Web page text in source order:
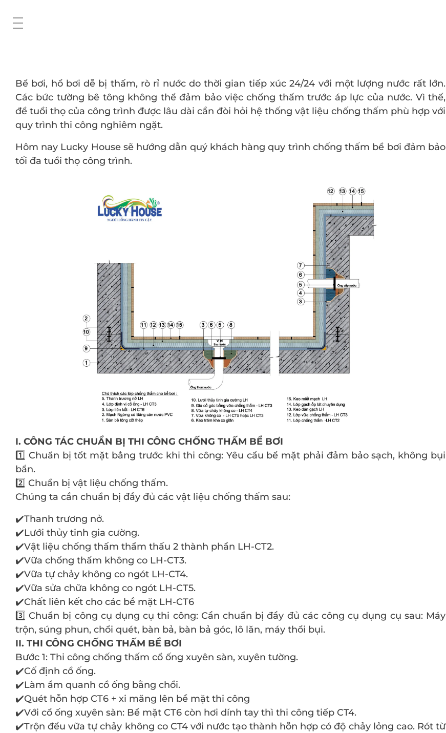
Bể bơi, hồ bơi dễ bị thấm, rò rỉ nước do thời gian tiếp xúc 24/24 với một lượng nước rất lớn.
Các bức tường bê tông không thể đảm bảo việc chống thấm trước áp lực của nước. Vì thế,
để tuổi thọ của công trình được lâu dài cần đòi hỏi hệ thống vật liệu chống thấm phù hợp với
quy trình thi công nghiêm ngặt.
Hôm nay Lucky House sẽ hướng dẫn quý khách hàng quy trình chống thấm bể bơi đảm bảo
tối đa tuổi thọ công trình.
I. CÔNG TÁC CHUẨN BỊ THI CÔNG CHỐNG THẤM BỂ BƠI
1️⃣ Chuẩn bị tốt mặt bằng trước khi thi công: Yêu cầu bề mặt phải đảm bảo sạch, không bụi
bẩn.
2️⃣ Chuẩn bị vật liệu chống thấm.
Chúng ta cần chuẩn bị đầy đủ các vật liệu chống thấm sau:
✔️Thanh trương nở.
✔️Lưới thủy tinh gia cường.
✔️Vật liệu chống thấm thẩm thấu 2 thành phần LH-CT2.
✔️Vữa chống thấm không co LH-CT3.
✔️Vữa tự chảy không co ngót LH-CT4.
✔️Vữa sửa chữa không co ngót LH-CT5.
✔️Chất liên kết cho các bề mặt LH-CT6
3️⃣ Chuẩn bị công cụ dụng cụ thi công: Cần chuẩn bị đầy đủ các công cụ dụng cụ sau: Máy
trộn, súng phun, chổi quét, bàn bả, bàn bả góc, lô lăn, máy thổi bụi.
II. THI CÔNG CHỐNG THẤM BỂ BƠI
Bước 1: Thi công chống thấm cổ ống xuyên sàn, xuyên tường.
✔️Cố định cổ ống.
✔️Làm ẩm quanh cổ ống bằng chổi.
✔️Quét hỗn hợp CT6 + xi măng lên bề mặt thi công
✔️Với cổ ống xuyên sàn: Bề mặt CT6 còn hơi dính tay thì thi công tiếp CT4.
✔️Trộn đều vữa tự chảy không co CT4 với nước tạo thành hỗn hợp có độ chảy lỏng cao. Rót từ